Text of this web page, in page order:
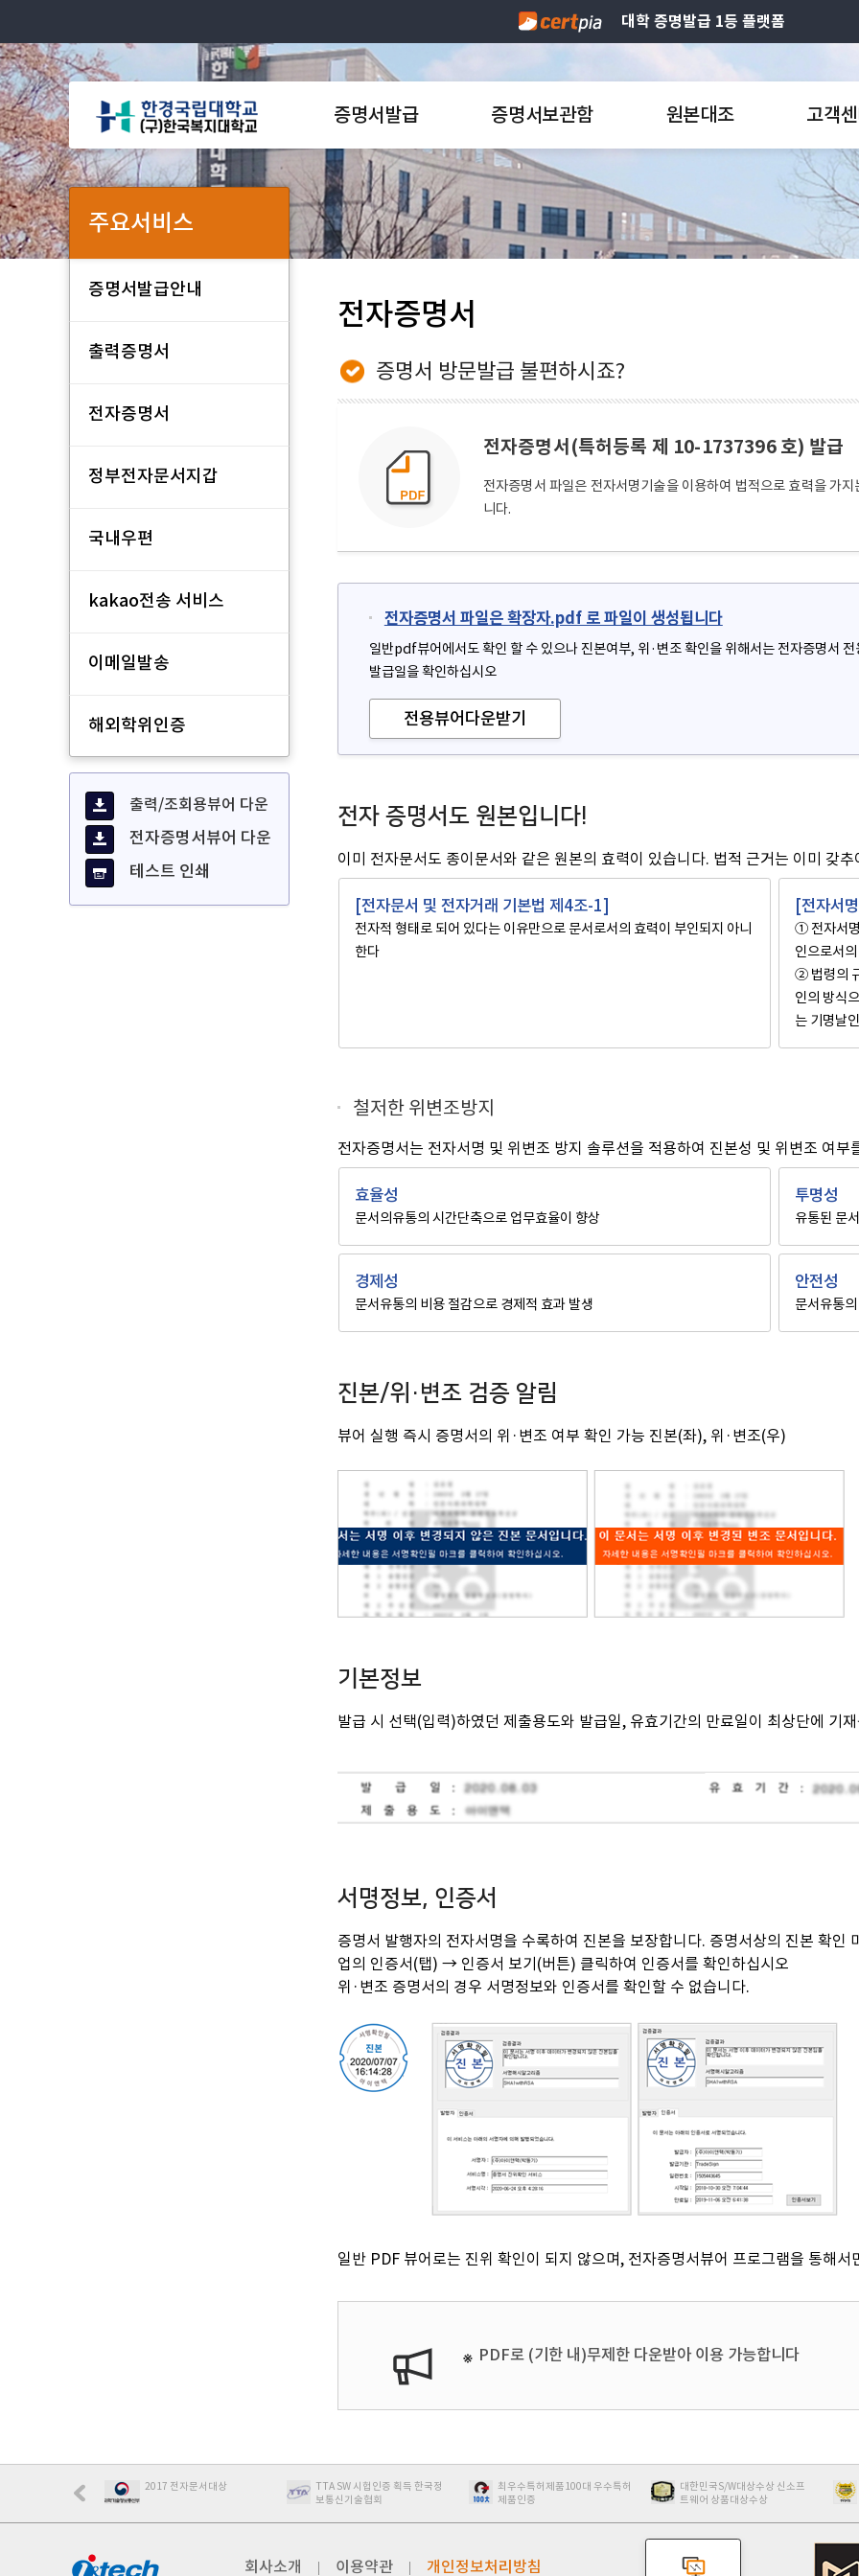
대학 증명발급 1등 플랫폼
증명서발급 증명서보관함 원본대조 고객
주요서비스
증명서발급안내
출력증명서
전자증명서
정부전자문서지갑
국내우편
kakao전송 서비스
이메일발송
해외학위인증
출력/조회용뷰어 다운
전자증명서뷰어 다운
테스트 인쇄
전자증명서
증명서 방문발급 불편하시죠?
전자증명서(특허등록 제 10-1737396 호) 발급
전자증명서 파일은 전자서명기술을 이용하여 법적으로 효력을 가
니다.
전자증명서 파일은 확장자.pdf 로 파일이 생성됩니다
일반pdf뷰어에서도 확인 할 수 있으나 진본여부, 위·변조 확인을 위해서는 전자증명서
발급일을 확인하십시오
전용뷰어다운받기
전자 증명서도 원본입니다!
이미 전자문서도 종이문서와 같은 원본의 효력이 있습니다. 법적 근거는 이미 갖
[전자문서 및 전자거래 기본법 제4조-1]
전자적 형태로 되어 있다는 이유만으로 문서로서의 효력이 부인되지 아니
한다
[전자서
① 전자서
인으로서
② 법령의
인의 방식
는 기명날
철저한 위변조방지
전자증명서는 전자서명 및 위변조 방지 솔루션을 적용하여 진본성 및 위변조 여
효율성
문서의유통의 시간단축으로 업무효율이 향상
투명성
유통된 문
경제성
문서유통의 비용 절감으로 경제적 효과 발생
안전성
문서유통
진본/위·변조 검증 알림
뷰어 실행 즉시 증명서의 위·변조 여부 확인 가능 진본(좌), 위·변조(우)
기본정보
발급 시 선택(입력)하였던 제출용도와 발급일, 유효기간의 만료일이 최상단에 기
서명정보, 인증서
증명서 발행자의 전자서명을 수록하여 진본을 보장합니다. 증명서상의 진본 확인
업의 인증서(탭) → 인증서 보기(버튼) 클릭하여 인증서를 확인하십시오
위·변조 증명서의 경우 서명정보와 인증서를 확인할 수 없습니다.
일반 PDF 뷰어로는 진위 확인이 되지 않으며, 전자증명서뷰어 프로그램을 통해서
PDF로 (기한 내)무제한 다운받아 이용 가능합니다
TTA SW 시헙인증 획득 한국정
최우수특허제품100대 우수특허
제품인증
대한민국S/W대상수상 신소프
트웨어 상품대상수상
보안사이트인증 한국정보인증
회사소개 이용약관 개인정보처리방침